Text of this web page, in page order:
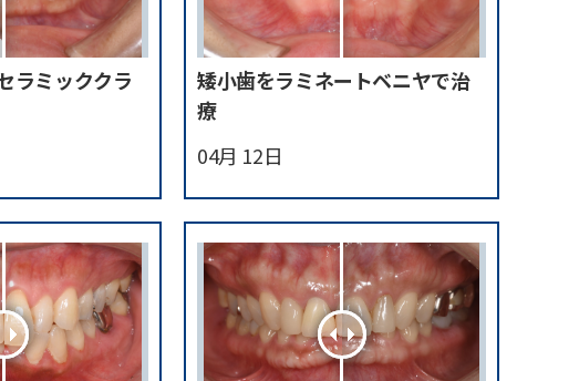
ラミッククラ
矮小歯をラミネートベニヤで治
療
04月 12日